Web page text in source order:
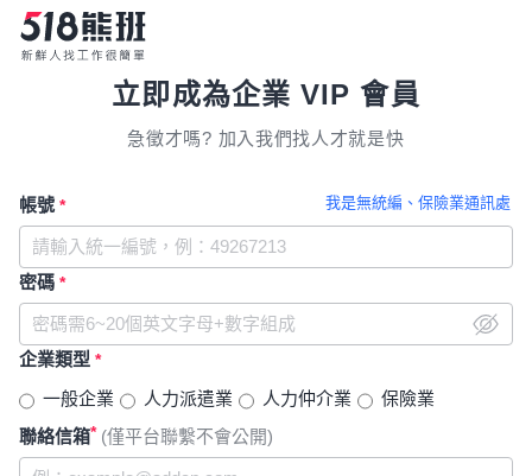
立即成為企業 VIP 會員
急徵才嗎? 加入我們找人才就是快
我是無統編、保險業通訊處
帳號 *
密碼 *
企業類型 *
一般企業 人力派遣業 人力仲介業
保險業
聯絡信箱* (僅平台聯繫不會公開)